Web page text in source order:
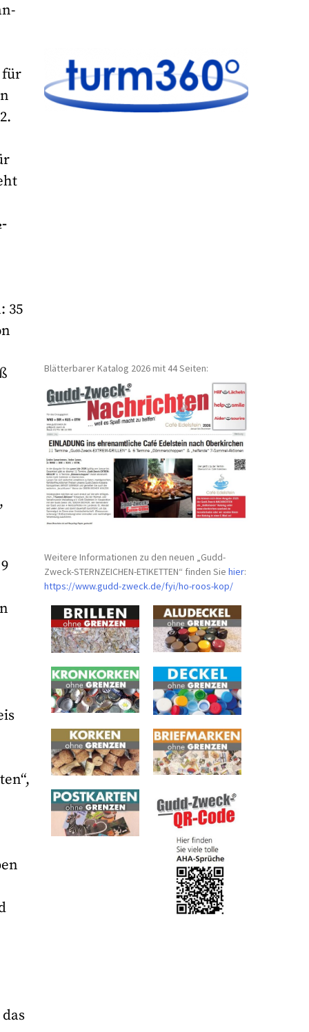
für
35
Blätterbarer Katalog 2026 mit 44 Seiten:
Weitere Informationen zu den neuen „Gudd-
Zweck-STERNZEICHEN-ETIKETTEN“ finden Siehier:
https://www.gudd-zweck.de/fyi/ho-roos-kop/